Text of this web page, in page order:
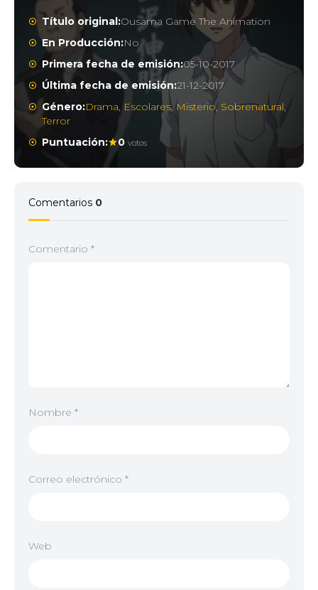
Título original:Ousama Game The Animation
En Producción:No
Primera fecha de emisión:05-10-2017
Última fecha de emisión:21-12-2017
Género:Drama, Escolares, Misterio, Sobrenatural,
Terror
Puntuación:
0 votos
Comentarios 0
Comentario *
Nombre *
Correo electrónico *
Web